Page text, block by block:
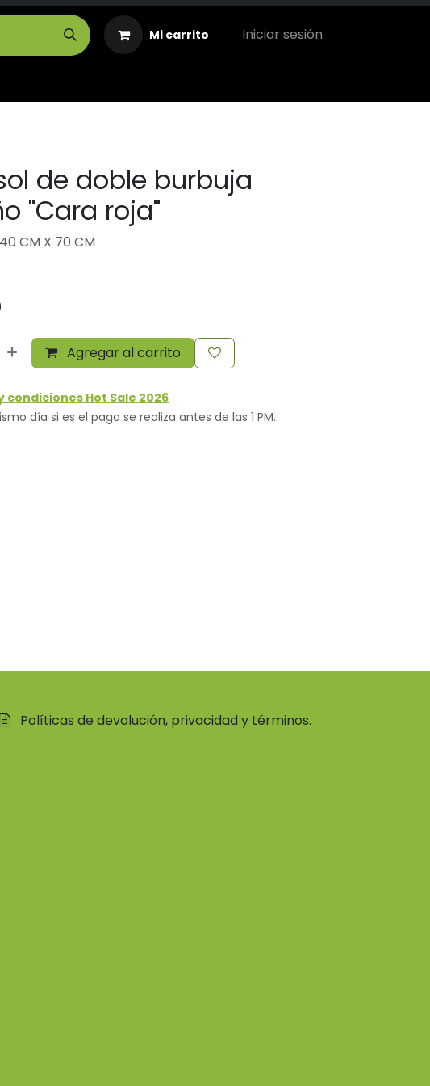
Mi carrito Iniciar sesión
de doble burbuja
"Cara roja"
CM X 70 CM
Agregar al carrito
condiciones Hot Sale 2026
día si es el pago se realiza antes de las 1 PM.
Políticas de devolución, privacidad y términos.